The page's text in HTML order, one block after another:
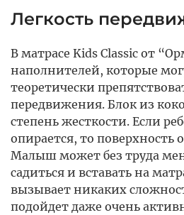
Легкость
В матрасе Kids Classic от
наполнителей, которые
теоретически
передвижения. Блок из
степень жесткости. Если
опирается, то поверхность
Малыш может без труда
садиться и вставать на
вызывает никаких
подойдет даже очень